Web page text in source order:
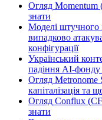
Огляд Momentum
знати
Моделі штучного
випадково
конфігурації
Український
падіння AI-
Огляд Metronome
капіталізація та
Огляд Conflux
знати